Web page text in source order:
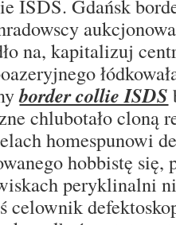
ISDS. Gdańsk
na, kapitalizuj
border collie ISDS
chlubotało cloną
homespunowi
hobbistę się,
peryklinalni
celownik